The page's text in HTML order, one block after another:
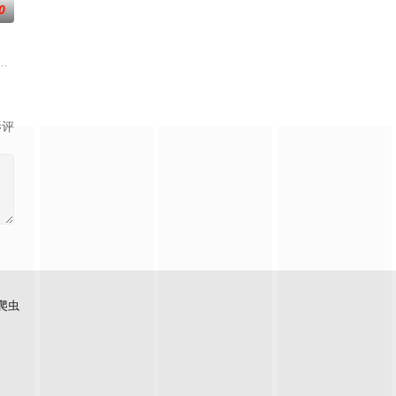
蚌家镇调查，调查中得到不相信蚌神诅咒事件的程悦瑶帮助。 几人调查过
架悄然上演。这一切竟是一场惊天骗局引发的血案，家破人亡的王艳涛决
评
虫